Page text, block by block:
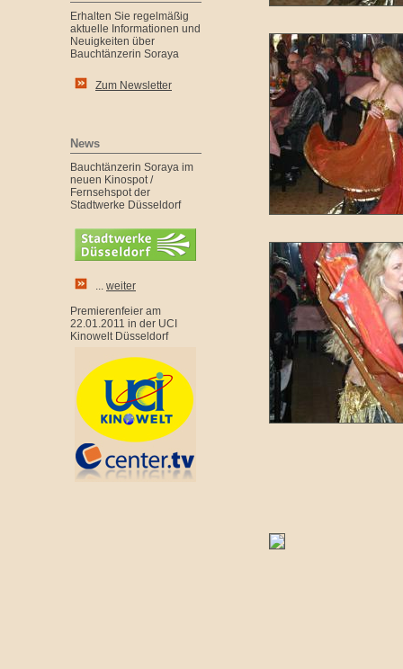
Erhalten Sie regelmäßig
aktuelle Informationen und
Neuigkeiten über
Bauchtänzerin Soraya
Zum Newsletter
News
Bauchtänzerin Soraya im
neuen Kinospot /
Fernsehspot der
Stadtwerke Düsseldorf
... weiter
Premierenfeier am
22.01.2011 in der UCI
Kinowelt Düsseldorf